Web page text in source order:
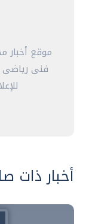
موقع
فنى رياضى
أخبار ذات